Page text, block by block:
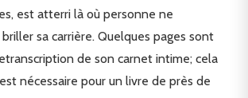
est atterri là où personne ne
sa carrière. Quelques pages sont
de son carnet intime; cela
nécessaire pour un livre de près de